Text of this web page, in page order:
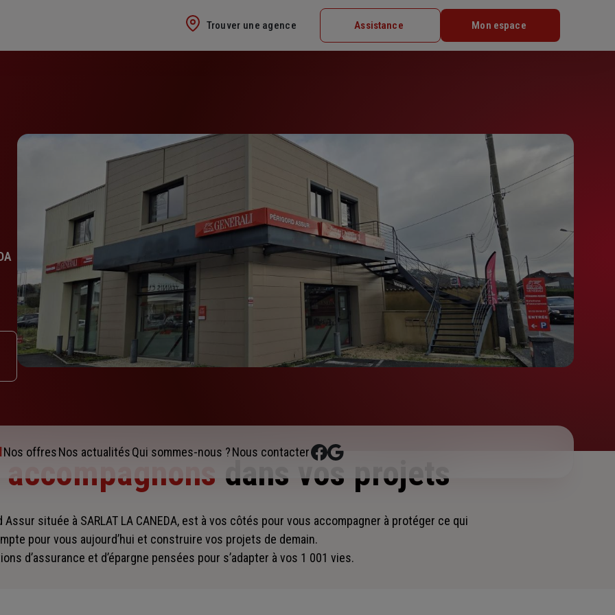
Trouver une agence Assistance Mon espace
Nos offresNos actualitésQui sommes-nous ?Nous contacter
dans vos projets
Assur située à SARLAT LA CANEDA, est à vos côtés pour vous accompagner à protéger ce qui
pour vous aujourd’hui et construire vos projets de demain.
d’assurance et d’épargne pensées pour s’adapter à vos 1 001 vies.